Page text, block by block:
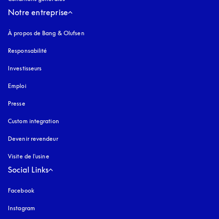
Notre entreprise
À propos de Bang & Olufsen
Responsabilité
Investisseurs
Emploi
Presse
Custom integration
Devenir revendeur
Visite de l'usine
Social Links
Facebook
Instagram